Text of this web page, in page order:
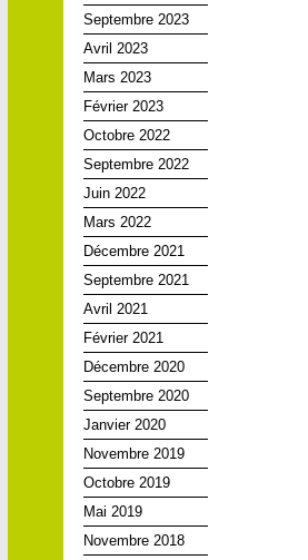
Septembre 2023
Avril 2023
Mars 2023
Février 2023
Octobre 2022
Septembre 2022
Juin 2022
Mars 2022
Décembre 2021
Septembre 2021
Avril 2021
Février 2021
Décembre 2020
Septembre 2020
Janvier 2020
Novembre 2019
Octobre 2019
Mai 2019
Novembre 2018